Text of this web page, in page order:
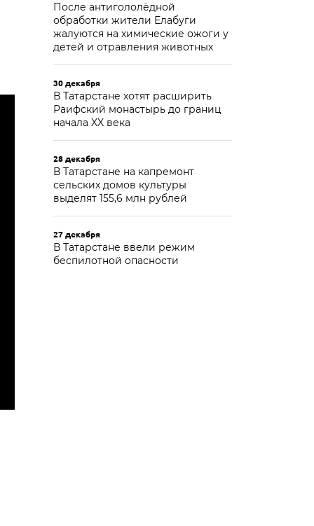
После антигололёдной
обработки жители Елабуги
жалуются на химические ожоги у
детей и отравления животных
30 декабря
В Татарстане хотят расширить
Раифский монастырь до границ
начала XX века
28 декабря
В Татарстане на капремонт
сельских домов культуры
выделят 155,6 млн рублей
27 декабря
В Татарстане ввели режим
беспилотной опасности